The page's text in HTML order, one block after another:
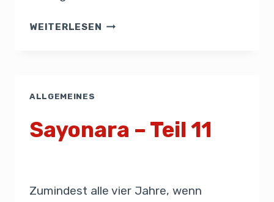
WEITERLESEN
ALLGEMEINES
Sayonara – Teil 11
Zumindest alle vier Jahre, wenn